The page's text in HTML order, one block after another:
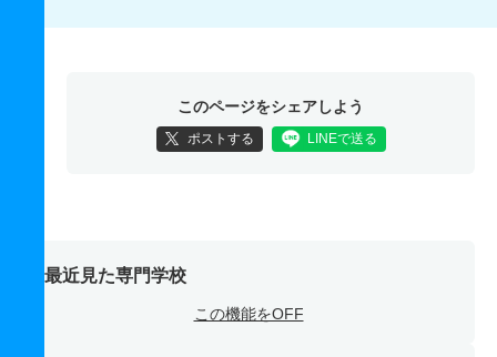
このページをシェアしよう
ポストする LINEで送る
最近見た専門学校
この機能をOFF